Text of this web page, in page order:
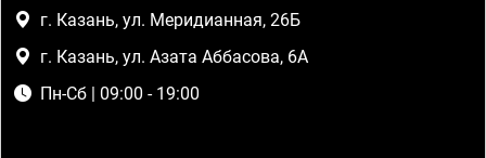
г. Казань, ул. Меридианная, 26Б
г. Казань, ул. Азата Аббасова, 6А
Пн-Сб | 09:00 - 19:00